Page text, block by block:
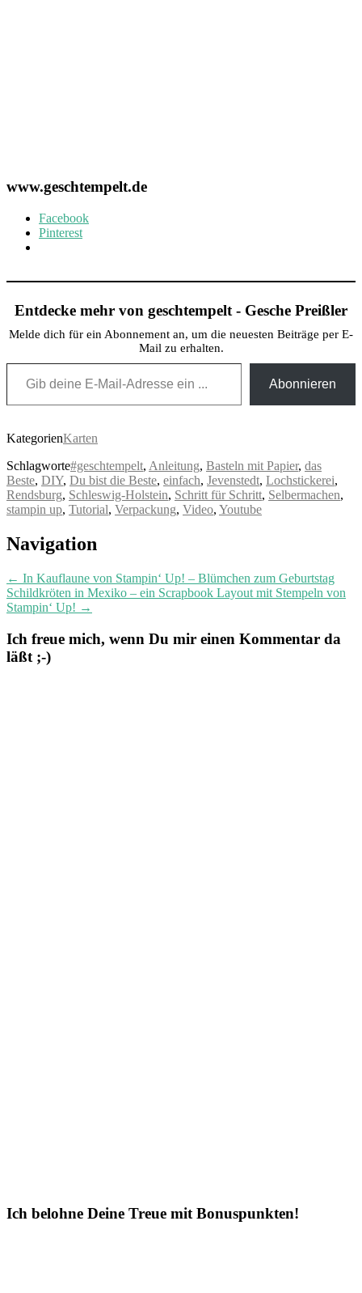
www.geschtempelt.de
Facebook
Pinterest
Entdecke mehr von geschtempelt - Gesche Preißler
Melde dich für ein Abonnement an, um die neuesten Beiträge per E-
Mail zu erhalten.
Gib deine E-Mail-Adresse ein ...
Abonnieren
KategorienKarten
Schlagworte#geschtempelt, Anleitung, Basteln mit Papier, das
Beste, DIY, Du bist die Beste, einfach, Jevenstedt, Lochstickerei,
Rendsburg, Schleswig-Holstein, Schritt für Schritt, Selbermachen,
stampin up, Tutorial, Verpackung, Video, Youtube
Post
Navigation
← In Kauflaune von Stampin‘ Up! – Blümchen zum Geburtstag
Schildkröten in Mexiko – ein Scrapbook Layout mit Stempeln von
Stampin‘ Up! →
Ich freue mich, wenn Du mir einen Kommentar da
läßt ;-)
Ich belohne Deine Treue mit Bonuspunkten!